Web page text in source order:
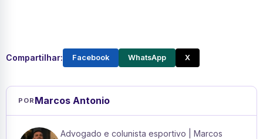
Compartilhar: Facebook WhatsApp X
POR Marcos Antonio
Advogado e colunista esportivo | Marcos